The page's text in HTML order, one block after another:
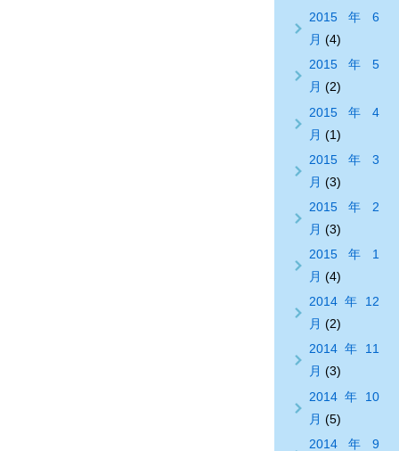
2015年6
月 (4)
2015年5
月 (2)
2015年4
月 (1)
2015年3
月 (3)
2015年2
月 (3)
2015年1
月 (4)
2014年12
月 (2)
2014年11
月 (3)
2014年10
月 (5)
2014年9